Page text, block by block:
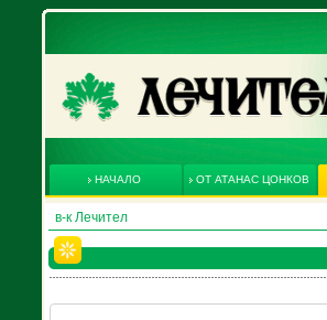
НАЧАЛО ОТ АТАНАС ЦОНКОВ
в-к Лечител